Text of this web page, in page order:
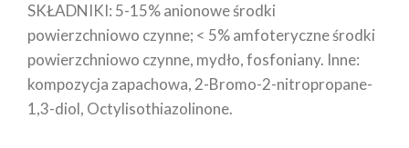
SKŁADNIKI: 5-15% anionowe środki
powierzchniowo czynne; < 5% amfoteryczne środki
powierzchniowo czynne, mydło, fosfoniany. Inne:
kompozycja zapachowa, 2-Bromo-2-nitropropane-
1,3-diol, Octylisothiazolinone.